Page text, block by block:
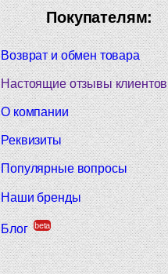
Покупателям:
Возврат и обмен товара
Настоящие отзывы клиентов
О компании
Реквизиты
Популярные вопросы
Наши бренды
Блог beta